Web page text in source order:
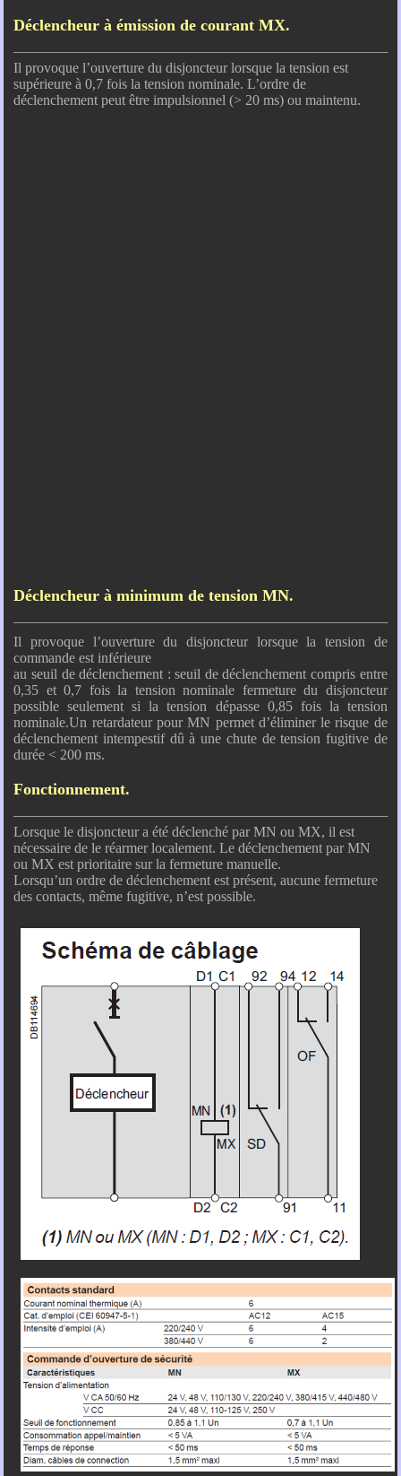
Déclencheur à émission de courant MX.
Il provoque l’ouverture du disjoncteur lorsque la tension est
supérieure à 0,7 fois la tension nominale. L’ordre de
déclenchement peut être impulsionnel (> 20 ms) ou maintenu.
Déclencheur à minimum de tension MN.
Il provoque l’ouverture du disjoncteur lorsque la tension de
commande est inférieure
au seuil de déclenchement : seuil de déclenchement compris entre
0,35 et 0,7 fois la tension nominale fermeture du disjoncteur
possible seulement si la tension dépasse 0,85 fois la tension
nominale.Un retardateur pour MN permet d’éliminer le risque de
déclenchement intempestif dû à une chute de tension fugitive de
durée < 200 ms.
Fonctionnement.
Lorsque le disjoncteur a été déclenché par MN ou MX, il est
nécessaire de le réarmer localement. Le déclenchement par MN
ou MX est prioritaire sur la fermeture manuelle.
Lorsqu’un ordre de déclenchement est présent, aucune fermeture
des contacts, même fugitive, n’est possible.